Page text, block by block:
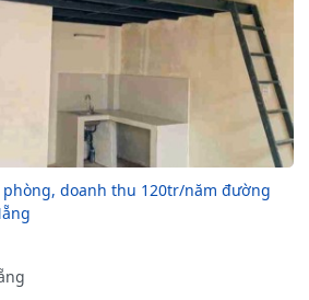
doanh thu 120tr/năm đường